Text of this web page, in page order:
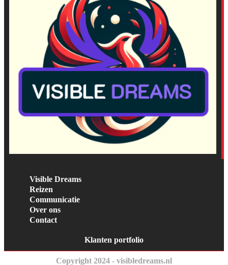
Visible Dreams
Reizen
Communicatie
Over ons
Contact
Klanten portfolio
Copyright 2024 - visibledreams.nl